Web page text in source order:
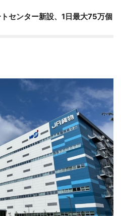
センター新設、1日最大75万個